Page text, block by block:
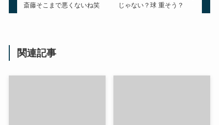
斎藤そこまで悪くないね笑
じゃない？球 重そう？
関連記事